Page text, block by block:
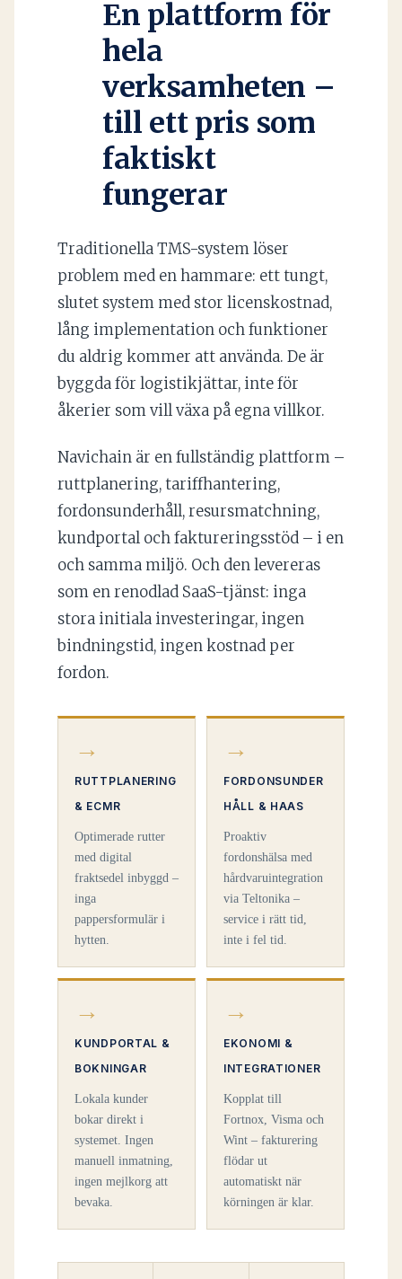
En plattform för
hela
verksamheten –
till ett pris som
faktiskt
fungerar
Traditionella TMS-system löser
problem med en hammare: ett tungt,
slutet system med stor licenskostnad,
lång implementation och funktioner
du aldrig kommer att använda. De är
byggda för logistikjättar, inte för
åkerier som vill växa på egna villkor.
Navichain är en fullständig plattform –
ruttplanering, tariffhantering,
fordonsunderhåll, resursmatchning,
kundportal och faktureringsstöd – i en
och samma miljö. Och den levereras
som en renodlad SaaS-tjänst: inga
stora initiala investeringar, ingen
bindningstid, ingen kostnad per
fordon.
→
RUTTPLANERING
& ECMR
Optimerade rutter
med digital
fraktsedel inbyggd –
inga
pappersformulär i
hytten.
→
FORDONSUNDER
HÅLL & HAAS
Proaktiv
fordonshälsa med
hårdvaruintegration
via Teltonika –
service i rätt tid,
inte i fel tid.
→
KUNDPORTAL &
BOKNINGAR
Lokala kunder
bokar direkt i
systemet. Ingen
manuell inmatning,
ingen mejlkorg att
bevaka.
→
EKONOMI &
INTEGRATIONER
Kopplat till
Fortnox, Visma och
Wint – fakturering
flödar ut
automatiskt när
körningen är klar.